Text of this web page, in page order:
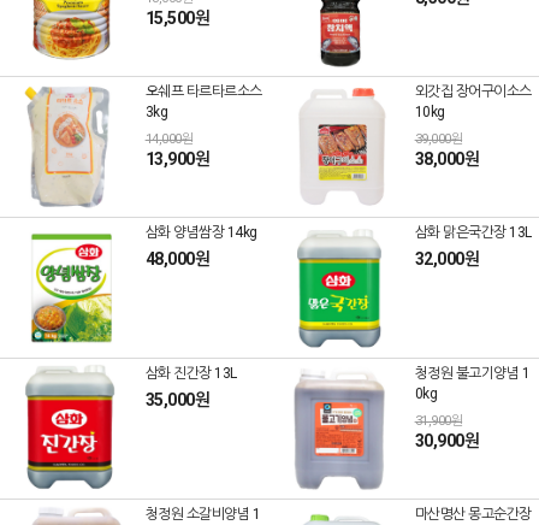
15,500원
오쉐프 타르타르소스
3kg
14,000원
13,900원
외갓집 장어구이소스
10kg
39,000원
38,000원
삼화 양념쌈장 14kg
48,000원
삼화 맑은국간장 13L
32,000원
삼화 진간장 13L
35,000원
청정원 불고기양념 1
0kg
31,900원
30,900원
청정원 소갈비양념 1
마산명산 몽고순간장